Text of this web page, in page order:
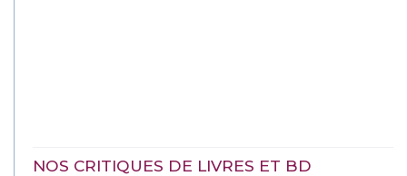
NOS CRITIQUES DE LIVRES ET BD